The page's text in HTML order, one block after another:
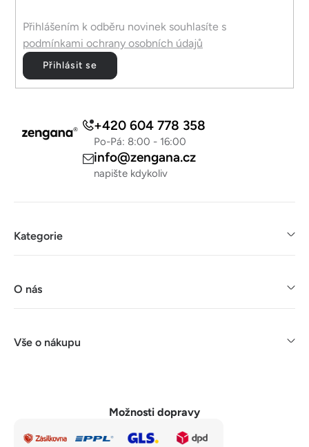
Přihlášením k odběru novinek souhlasíte s
podmínkami ochrany osobních údajů
Přihlásit se
+420 604 778 358
Po-Pá: 8:00 - 16:00
info@zengana.cz
napište kdykoliv
Kategorie
O nás
Vše o nákupu
Možnosti dopravy